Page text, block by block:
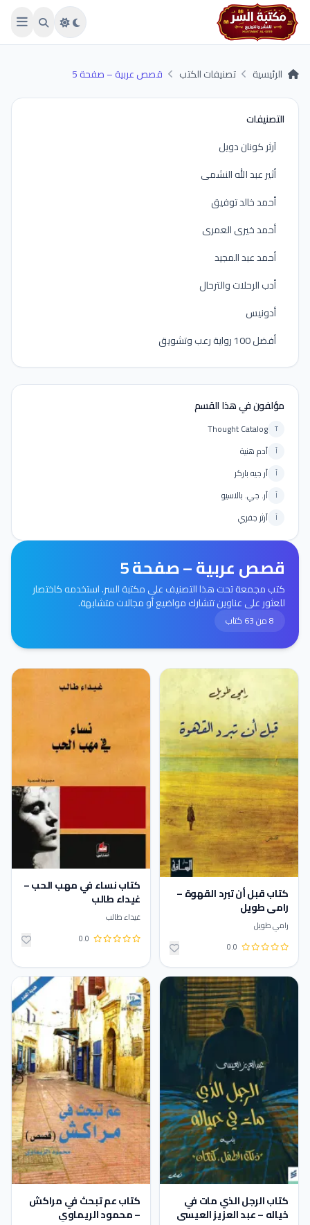
Skip to main content
الرئيسية تصنيفات الكتب قصص عربية – صفحة 5
التصنيفات
آرثر كونان دويل
أثير عبد الله النشمى
أحمد خالد توفيق
أحمد خيرى العمرى
أحمد عبد المجيد
أدب الرحلات والترحال
أدونيس
أفضل 100 رواية رعب وتشويق
مؤلفون في هذا القسم
T
Thought Catalog
آ آدم هنية
آ آر جيه باركر
آ آر. جي. بالاسيو
آ آرثر جفري
قصص عربية – صفحة 5
كتب مجمعة تحت هذا التصنيف على مكتبة السر. استخدمه كاختصار
للعثور على عناوين تتشارك مواضيع أو مجالات متشابهة.
8 من 63 كتاب
كتاب قبل أن تبرد القهوة –
رامي طويل
رامي طويل
0.0
كتاب نساء في مهب الحب –
غيداء طالب
غيداء طالب
0.0
كتاب الرجل الذي مات في
خياله – عبد العزيز العيسى
كتاب عم تبحث في مراكش
– محمود الريماوي